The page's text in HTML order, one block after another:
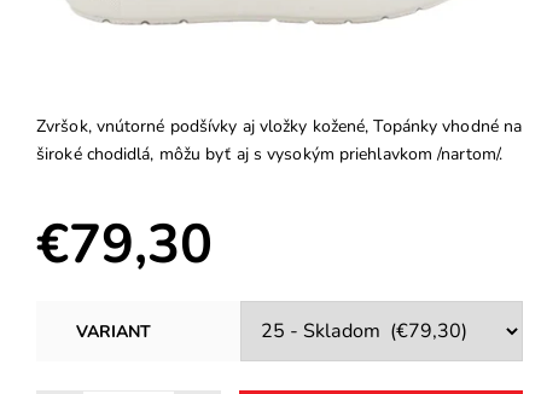
Zvršok, vnútorné podšívky aj vložky kožené, Topánky vhodné na
široké chodidlá, môžu byť aj s vysokým priehlavkom /nartom/.
€79,30
VARIANT